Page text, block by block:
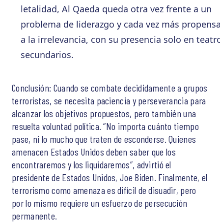
letalidad, Al Qaeda queda otra vez frente a un
problema de liderazgo y cada vez más
a la irrelevancia, con su presencia solo en
secundarios.
Conclusión: Cuando se combate decididamente a grupos
terroristas, se necesita paciencia y perseverancia para
alcanzar los objetivos propuestos, pero también una
resuelta voluntad política. “No importa cuánto tiempo
pase, ni lo mucho que traten de esconderse. Quienes
amenacen Estados Unidos deben saber que los
encontraremos y los liquidaremos”, advirtió el
presidente de Estados Unidos, Joe Biden. Finalmente, el
terrorismo como amenaza es difícil de disuadir, pero
por lo mismo requiere un esfuerzo de persecución
permanente.